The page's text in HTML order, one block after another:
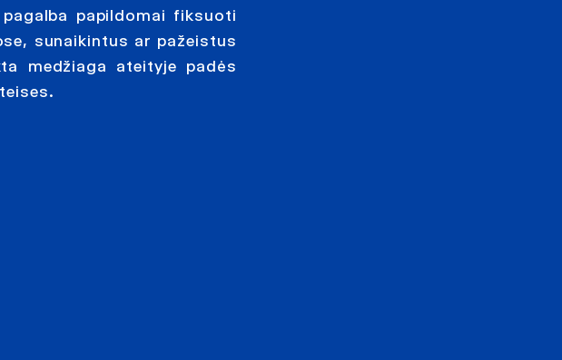
papildomai fiksuoti
sunaikintus ar pažeistus
medžiaga ateityje padės